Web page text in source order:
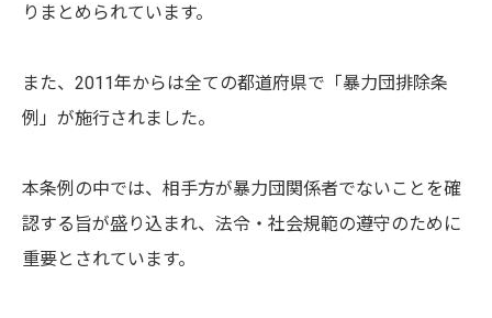
りまとめられています。
また、2011年からは全ての都道府県で「暴力団排除条
例」が施行されました。
本条例の中では、相手方が暴力団関係者でないことを確
認する旨が盛り込まれ、法令・社会規範の遵守のために
重要とされています。